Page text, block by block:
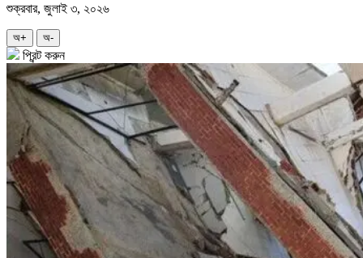
শুক্রবার, জুলাই ৩, ২০২৬
অ+ অ-
প্রিন্ট করুন